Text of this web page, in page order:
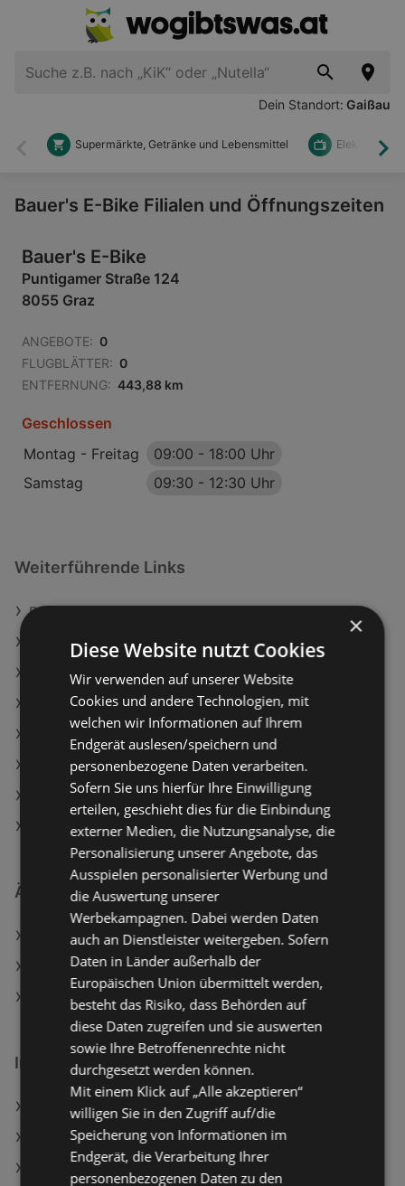
Dein Standort: Gaißau
Zurück
Supermärkte, Getränke und Lebensmittel Elektronik
Bauer's E-Bike Filialen und Öffnungszeiten
Bauer's E-Bike
Puntigamer Straße 124
8055 Graz
ANGEBOTE: 0
FLUGBLÄTTER: 0
ENTFERNUNG: 443,88 km
Geschlossen
Montag - Freitag
09:00 - 18:00 Uhr
Samstag
09:30 - 12:30 Uhr
Weiterführende Links
Reinigungsbürsten Set
Textipflegebürste
INTERSPORT Angebote
Fressnapf Angebote
Aktuelle INTERSPORT Flugblätter
Aktuelle Fressnapf Flugblätter
Aktuelle Tchibo/Eduscho Flugblätter
Aktuelle LEGO Flugblätter
Ähnliche Händler
Tchibo/Eduscho Angebote
INTERSPORT Angebote
Fressnapf Angebote
Interessantes auf wogibtswas.at
skinfit Filialen in Hötting
Murtaler Selektion Angebote
Midi-Interface Roland Angebote
×
Diese Website nutzt Cookies
Wir verwenden auf unserer Website
Cookies und andere Technologien, mit
welchen wir Informationen auf Ihrem
Endgerät auslesen/speichern und
personenbezogene Daten verarbeiten.
Sofern Sie uns hierfür Ihre Einwilligung
erteilen, geschieht dies für die Einbindung
externer Medien, die Nutzungsanalyse, die
Personalisierung unserer Angebote, das
Ausspielen personalisierter Werbung und
die Auswertung unserer
Werbekampagnen. Dabei werden Daten
auch an Dienstleister weitergeben. Sofern
Daten in Länder außerhalb der
Europäischen Union übermittelt werden,
besteht das Risiko, dass Behörden auf
diese Daten zugreifen und sie auswerten
sowie Ihre Betroffenenrechte nicht
durchgesetzt werden können.
Mit einem Klick auf „Alle akzeptieren“
willigen Sie in den Zugriff auf/die
Speicherung von Informationen im
Endgerät, die Verarbeitung Ihrer
personenbezogenen Daten zu den